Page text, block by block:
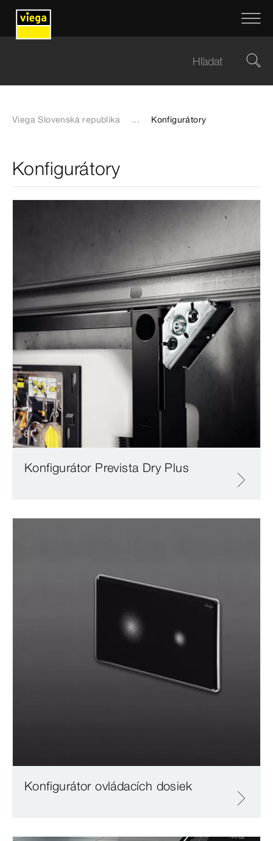
Viega Slovenská republika ... Konfigurátory
Konfigurátory
Konfigurátor Prevista Dry Plus
Konfigurátor ovládacích dosiek